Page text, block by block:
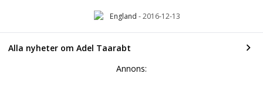
England -2016-12-13
Alla nyheter om Adel Taarabt
Annons: